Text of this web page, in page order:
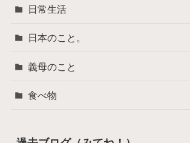
日常生活
日本のこと。
義母のこと
食べ物